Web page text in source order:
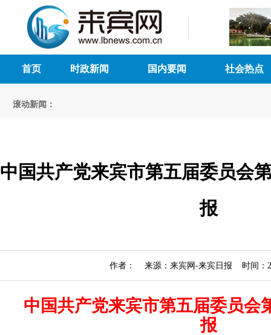
首页 时政新闻 国内要闻 社会热点
滚动新闻：
中国共产党来宾市第五届委员会
报
作者： 来源：来宾网-来宾日报 时间：
中国共产党来宾市第五届委员会
报